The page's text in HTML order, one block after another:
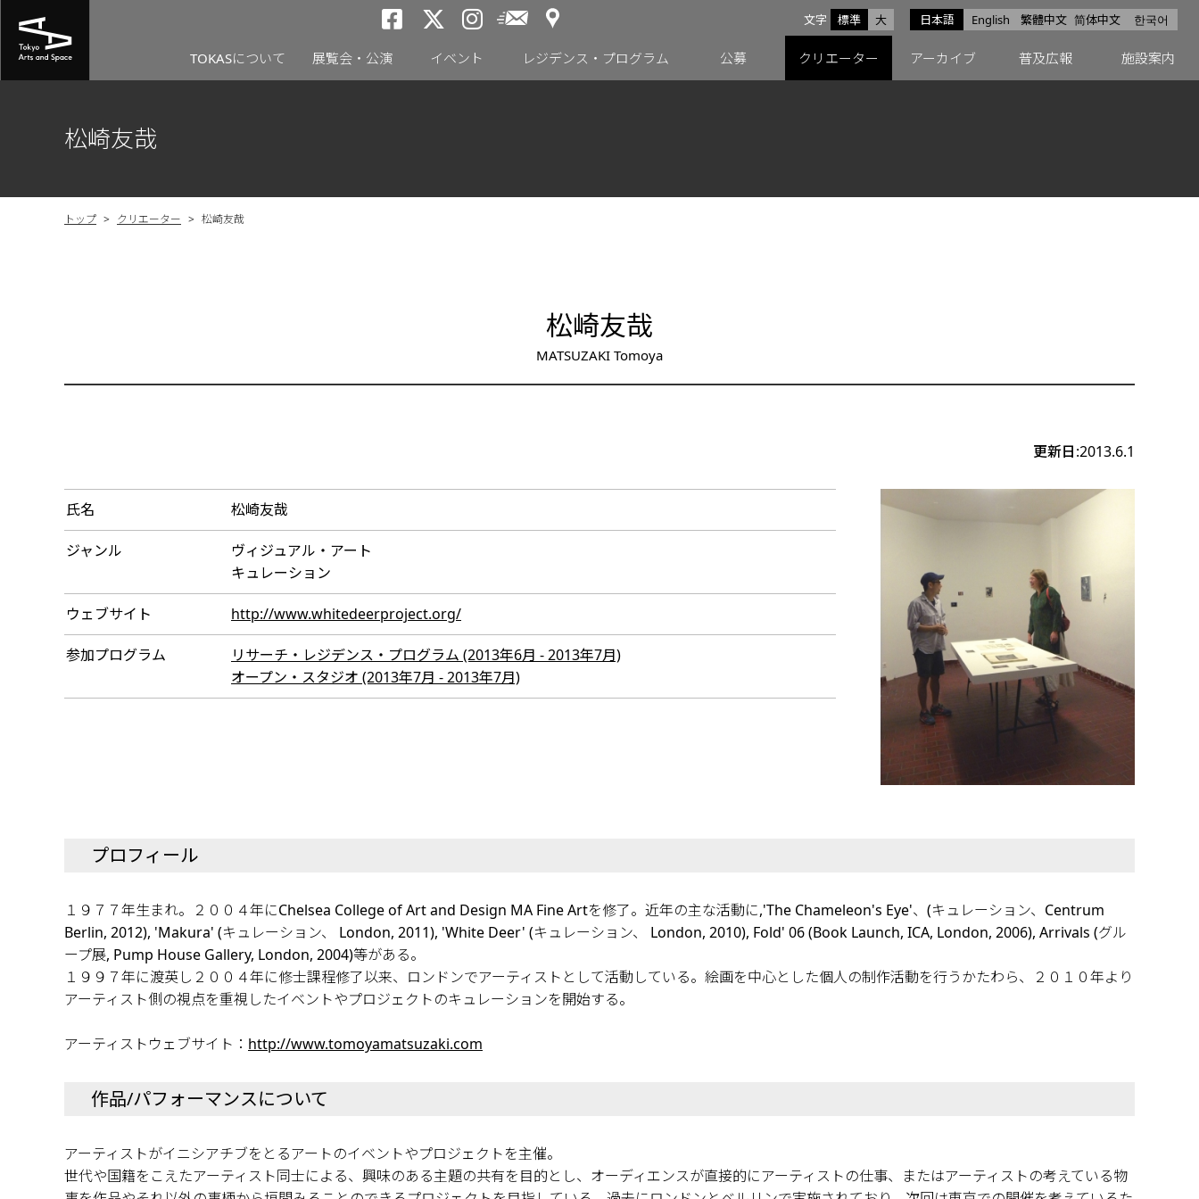
日本語 English 繁體中文 简体中文 한국어
文字サイズ
標準 大
トーキョーアーツアンドスペースfacebook
トーキョーアーツアンドスペースX
トーキョーアーツアンドスペースInstagram
メールニュース
アクセス
TOKASについて 展覧会・公演 イベント レジデンス・プログラム 公募 クリエーター アーカイブ 普及広報 施設案内
松崎友哉
トップ > クリエーター > 松崎友哉
松崎友哉
MATSUZAKI Tomoya
更新日:2013.6.1
氏名 松崎友哉
ジャンル
ヴィジュアル・アート
キュレーション
ウェブサイト http://www.whitedeerproject.org/
参加プログラム
リサーチ・レジデンス・プログラム (2013年6月 - 2013年7月)
オープン・スタジオ (2013年7月 - 2013年7月)
プロフィール
１９７７年生まれ。２００４年にChelsea College of Art and Design MA Fine Artを修了。近年の主な活動に,'The Chameleon's Eye'、(キュレーション、Centrum
Berlin, 2012), 'Makura' (キュレーション、 London, 2011), 'White Deer' (キュレーション、 London, 2010), Fold' 06 (Book Launch, ICA, London, 2006), Arrivals (グル
ープ展, Pump House Gallery, London, 2004)等がある。
１９９７年に渡英し２００４年に修士課程修了以来、ロンドンでアーティストとして活動している。絵画を中心とした個人の制作活動を行うかたわら、２０１０年より
アーティスト側の視点を重視したイベントやプロジェクトのキュレーションを開始する。
アーティストウェブサイト： http://www.tomoyamatsuzaki.com
作品/パフォーマンスについて
アーティストがイニシアチブをとるアートのイベントやプロジェクトを主催。
世代や国籍をこえたアーティスト同士による、興味のある主題の共有を目的とし、オーディエンスが直接的にアーティストの仕事、またはアーティストの考えている物